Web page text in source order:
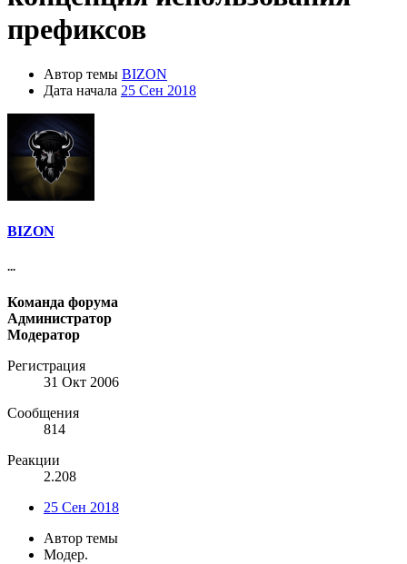
префиксов
Автор темы BIZON
Дата начала 25 Сен 2018
BIZON
...
Команда форума
Администратор
Модератор
Регистрация
31 Окт 2006
Сообщения
814
Реакции
2.208
25 Сен 2018
Автор темы
Модер.